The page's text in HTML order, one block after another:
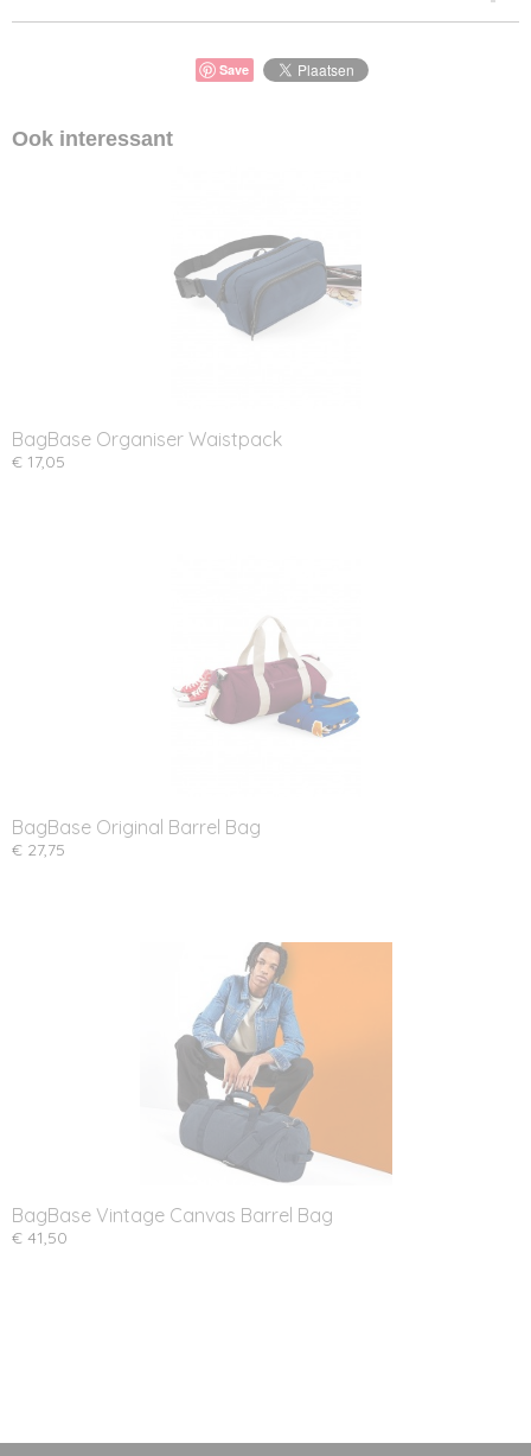
Save
Ook interessant
BagBase Organiser Waistpack
€ 17,05
BagBase Original Barrel Bag
€ 27,75
BagBase Vintage Canvas Barrel Bag
€ 41,50